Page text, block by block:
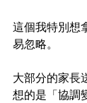
這個我特別想
易忽略。
大部分的家長
想的是「協調